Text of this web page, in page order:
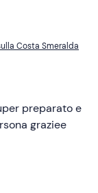
Costa Smeralda
preparato e
graziee